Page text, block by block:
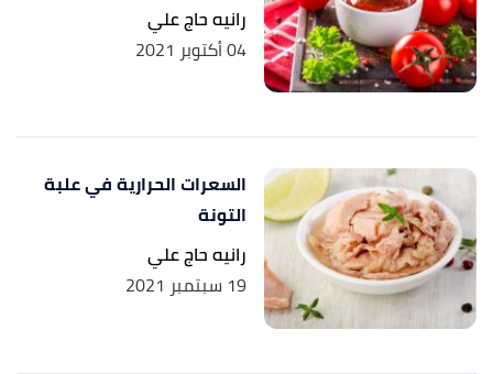
رانيه حاج علي
04 أكتوبر 2021
السعرات الحرارية في علبة
التونة
رانيه حاج علي
19 سبتمبر 2021